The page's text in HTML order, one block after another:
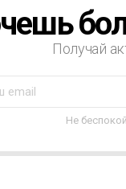
Получай
Не